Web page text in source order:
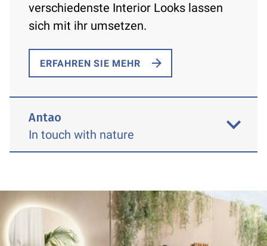
verschiedenste Interior Looks lassen
sich mit ihr umsetzen.
ERFAHREN SIE MEHR
Antao
In touch with nature